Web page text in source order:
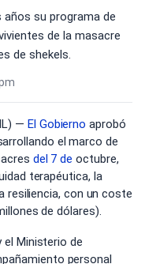
años su programa de
de la masacre
de shekels.
— El Gobierno aprobó
el marco de
del 7 de octubre,
terapéutica, la
resiliencia, con un coste
de dólares).
el Ministerio de
personal